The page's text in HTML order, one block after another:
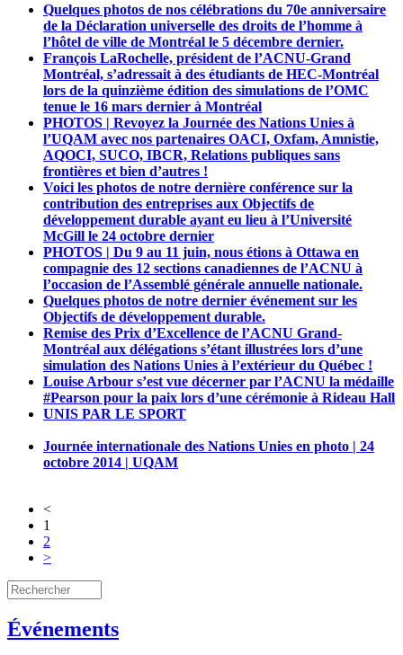
Quelques photos de nos célébrations du 70e anniversaire
de la Déclaration universelle des droits de l’homme à
l’hôtel de ville de Montréal le 5 décembre dernier.
François LaRochelle, président de l’ACNU-Grand
Montréal, s’adressait à des étudiants de HEC-Montréal
lors de la quinzième édition des simulations de l’OMC
tenue le 16 mars dernier à Montréal
PHOTOS | Revoyez la Journée des Nations Unies à
l’UQAM avec nos partenaires OACI, Oxfam, Amnistie,
AQOCI, SUCO, IBCR, Relations publiques sans
frontières et bien d’autres !
Voici les photos de notre dernière conférence sur la
contribution des entreprises aux Objectifs de
développement durable ayant eu lieu à l’Université
McGill le 24 octobre dernier
PHOTOS | Du 9 au 11 juin, nous étions à Ottawa en
compagnie des 12 sections canadiennes de l’ACNU à
l’occasion de l’Assemblé générale annuelle nationale.
Quelques photos de notre dernier événement sur les
Objectifs de développement durable.
Remise des Prix d’Excellence de l’ACNU Grand-
Montréal aux délégations s’étant illustrées lors d’une
simulation des Nations Unies à l’extérieur du Québec !
Louise Arbour s’est vue décerner par l’ACNU la médaille
‪#‎Pearson‬ pour la paix lors d’une cérémonie à Rideau Hall
UNIS PAR LE SPORT
Journée internationale des Nations Unies en photo | 24
octobre 2014 | UQAM
<
1
2
>
Événements